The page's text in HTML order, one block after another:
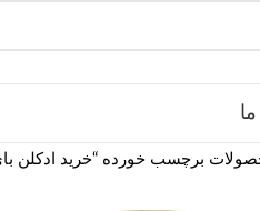
برچسب خورده “خرید ادکلن بای